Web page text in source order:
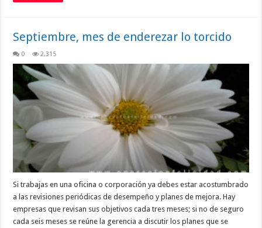
Septiembre, mes de enderezar lo torcido
0 2,315
Si trabajas en una oficina o corporación ya debes estar acostumbrado
a las revisiones periódicas de desempeño y planes de mejora. Hay
empresas que revisan sus objetivos cada tres meses; si no de seguro
cada seis meses se reúne la gerencia a discutir los planes que se